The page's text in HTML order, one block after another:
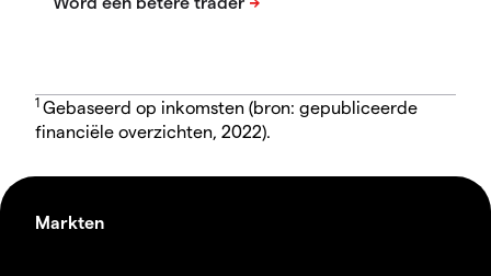
1 Gebaseerd op inkomsten (bron: gepubliceerde
financiële overzichten, 2022).
Markten